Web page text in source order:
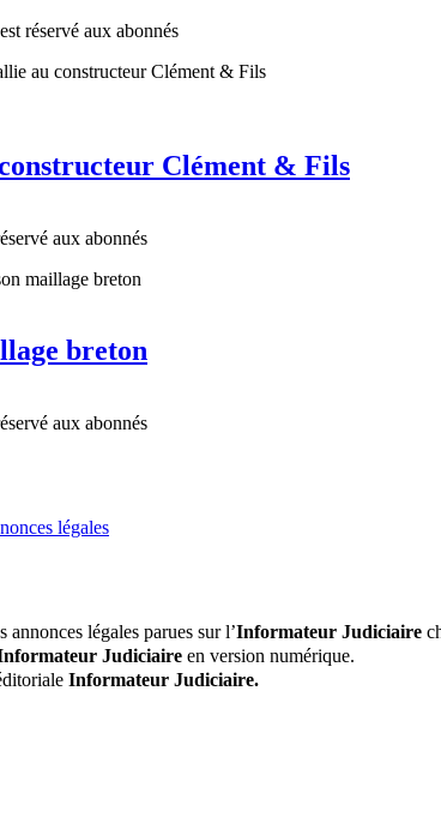
réservé aux abonnés
Clément & Fils
aux abonnés
breton
aux abonnés
légales
légales parues sur l’Informateur Judiciaire
Judiciaire en version numérique.
Informateur Judiciaire.